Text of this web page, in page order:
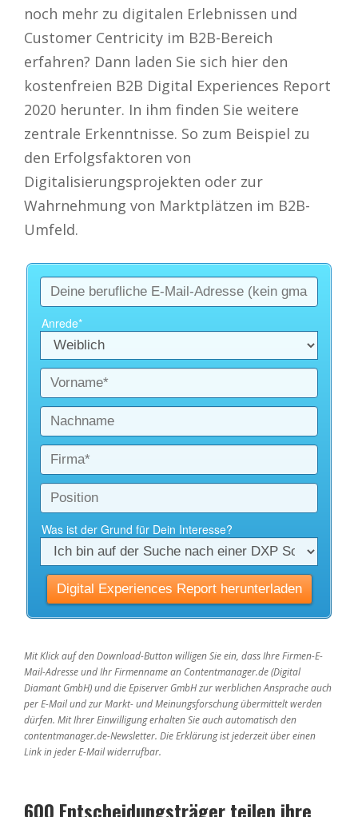
noch mehr zu digitalen Erlebnissen und
Customer Centricity im B2B-Bereich
erfahren? Dann laden Sie sich hier den
kostenfreien B2B Digital Experiences Report
2020 herunter. In ihm finden Sie weitere
zentrale Erkenntnisse. So zum Beispiel zu
den Erfolgsfaktoren von
Digitalisierungsprojekten oder zur
Wahrnehmung von Marktplätzen im B2B-
Umfeld.
Mit Klick auf den Download-Button willigen Sie ein, dass Ihre Firmen-E-
Mail-Adresse und Ihr Firmenname an Contentmanager.de (Digital
Diamant GmbH) und die Episerver GmbH zur werblichen Ansprache auch
per E-Mail und zur Markt- und Meinungsforschung übermittelt werden
dürfen. Mit Ihrer Einwilligung erhalten Sie auch automatisch den
contentmanager.de-Newsletter. Die Erklärung ist jederzeit über einen
Link in jeder E-Mail widerrufbar.
600 Entscheidungsträger teilen ihre